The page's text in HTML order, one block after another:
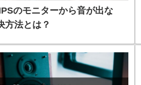
のモニターから音が出な
方法とは？